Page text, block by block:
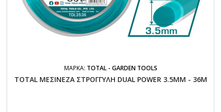
ΜΆΡΚΑ: TOTAL - GARDEN TOOLS
TOTAL ΜΕΣΙΝΕΖΑ ΣΤΡΟΓΓΥΛΗ DUAL POWER 3.5MM - 36M